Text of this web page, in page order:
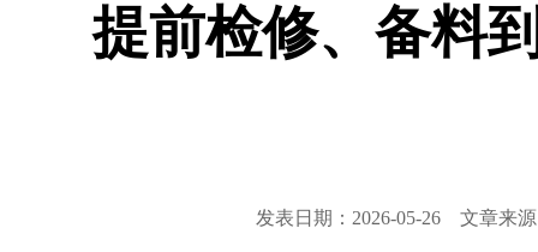
提前检修、备料
发表日期：2026-05-26 文章来